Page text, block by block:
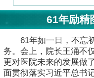
61年励精
61年如一日，不忘
务。会上，院长王涌不
更对医院未来的发展做
面贯彻落实习近平总书